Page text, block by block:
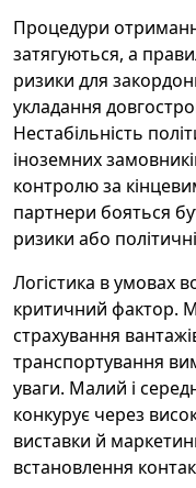
Процедури
затягуються, а
ризики для
укладання
Нестабільність
іноземних
контролю за
партнери бояться
ризики або
Логістика в умовах
критичний фактор.
страхування
транспортування
уваги. Малий і
конкурує через
виставки й
встановлення